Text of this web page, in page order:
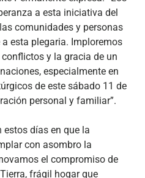
a esta iniciativa del
comunidades y personas
esta plegaria. Imploremos
y la gracia de un
especialmente en
de este sábado 11 de
personal y familiar”.
estos días en que la
con asombro la
el compromiso de
frágil hogar que